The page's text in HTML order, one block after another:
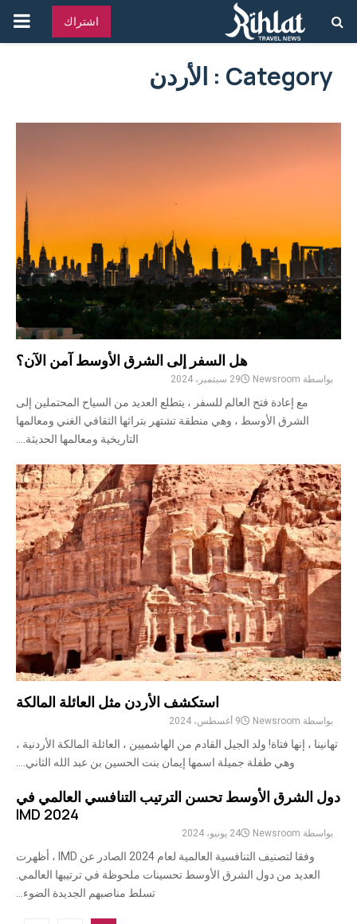
اشتراك
Category : الأردن
هل السفر إلى الشرق الأوسط آمن الآن؟
بواسطة Newsroom 29 سبتمبر، 2024
مع إعادة فتح العالم للسفر ، يتطلع العديد من السياح المحتملين إلى
الشرق الأوسط ، وهي منطقة تشتهر بتراثها الثقافي الغني ومعالمها
التاريخية ومعالمها الحديثة....
استكشف الأردن مثل العائلة المالكة
بواسطة Newsroom 9 أغسطس، 2024
تهانينا ، إنها فتاة! ولد الجيل القادم من الهاشميين ، العائلة المالكة الأردنية ،
وهي طفلة جميلة اسمها إيمان بنت الحسين بن عبد الله الثاني....
دول الشرق الأوسط تحسن الترتيب التنافسي العالمي في
IMD 2024
بواسطة Newsroom 24 يونيو، 2024
وفقا لتصنيف التنافسية العالمية لعام 2024 الصادر عن IMD ، أظهرت
العديد من دول الشرق الأوسط تحسينات ملحوظة في ترتيبها العالمي.
تسلط مناصبهم الجديدة الضوء...